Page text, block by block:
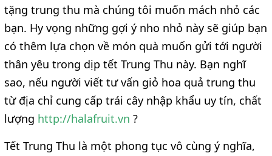
tặng trung thu mà chúng tôi muốn mách nhỏ các
bạn. Hy vọng những gợi ý nho nhỏ này sẽ giúp bạn
có thêm lựa chọn về món quà muốn gửi tới người
thân yêu trong dịp tết Trung Thu này. Bạn nghĩ
sao, nếu người viết tư vấn giỏ hoa quả trung thu
từ địa chỉ cung cấp trái cây nhập khẩu uy tín, chất
lượng http://halafruit.vn ?
Tết Trung Thu là một phong tục vô cùng ý nghĩa,